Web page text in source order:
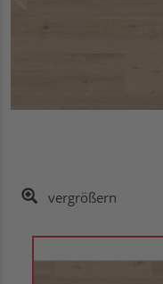
vergrößern